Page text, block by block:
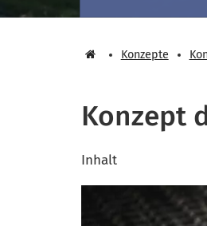
Konzepte
Konzept
Inhalt